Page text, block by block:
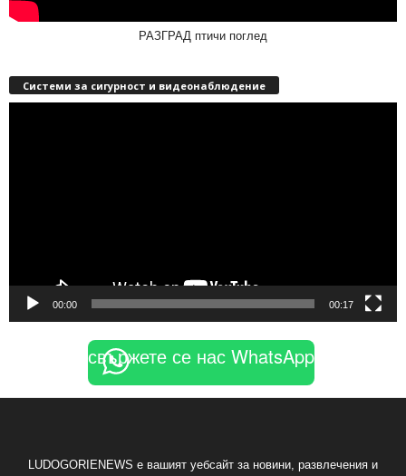
РАЗГРАД птичи поглед
Системи за сигурност и видеонаблюдение
00:00 00:17
свържете се нас WhatsApp
LUDOGORIENEWS е вашият уебсайт за новини, развлечения и